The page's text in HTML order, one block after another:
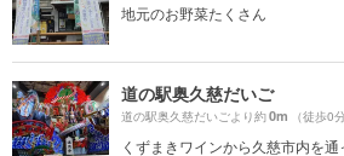
地元のお野菜たくさん
道の駅奥久慈だいご
道の駅奥久慈だいごより約0m （徒歩0
くずまきワインから久慈市内を